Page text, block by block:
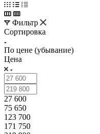
Фильтр
Сортировка
По цене (убывание)
Цена
27 600
75 650
123 700
171 750